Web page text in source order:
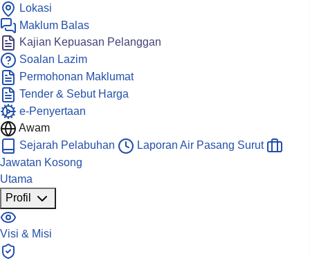
Lokasi
Maklum Balas
Kajian Kepuasan Pelanggan
Soalan Lazim
Permohonan Maklumat
Tender & Sebut Harga
e-Penyertaan
Awam
Sejarah Pelabuhan
Laporan Air Pasang Surut
Jawatan Kosong
Utama
Profil
Visi & Misi